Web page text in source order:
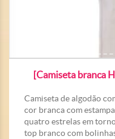
[Camiseta branca
Camiseta de algodão
cor branca com
quatro estrelas em
top branco com